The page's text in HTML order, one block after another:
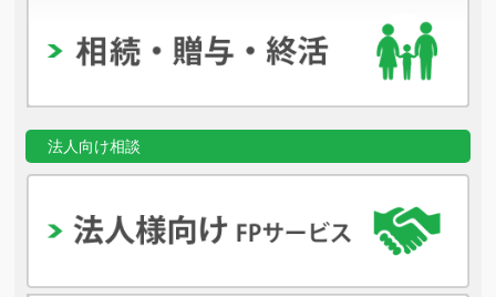
法人向け相談